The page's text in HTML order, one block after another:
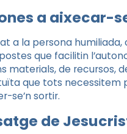
a aixecar-
a la persona
que facilitin
materials, de recursos,
que tots necessitem
se’n sortir.
de